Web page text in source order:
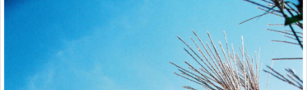
Portfolio